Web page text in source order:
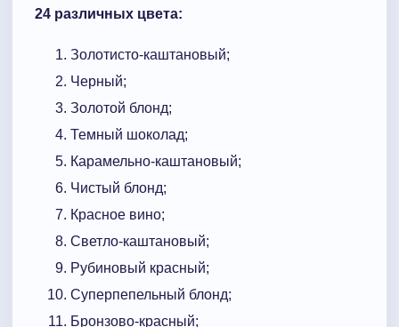
24 различных цвета:
Золотисто-каштановый;
Черный;
Золотой блонд;
Темный шоколад;
Карамельно-каштановый;
Чистый блонд;
Красное вино;
Светло-каштановый;
Рубиновый красный;
Суперпепельный блонд;
Бронзово-красный;